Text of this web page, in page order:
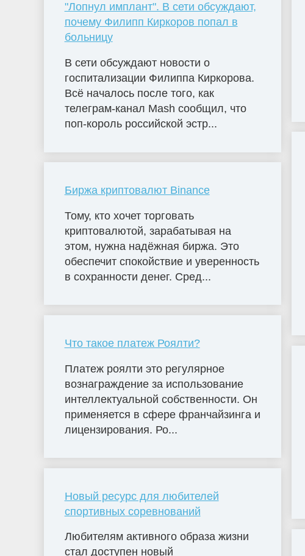
"Лопнул имплант". В сети обсуждают,
почему Филипп Киркоров попал в
больницу
В сети обсуждают новости о
госпитализации Филиппа Киркорова.
Всё началось после того, как
телеграм-канал Mash сообщил, что
поп-король российской эстр...
Биржа криптовалют Binance
Тому, кто хочет торговать
криптовалютой, зарабатывая на
этом, нужна надёжная биржа. Это
обеспечит спокойствие и уверенность
в сохранности денег. Сред...
Что такое платеж Роялти?
Платеж роялти это регулярное
вознаграждение за использование
интеллектуальной собственности. Он
применяется в сфере франчайзинга и
лицензирования. Ро...
Новый ресурс для любителей
спортивных соревнований
Любителям активного образа жизни
стал доступен новый